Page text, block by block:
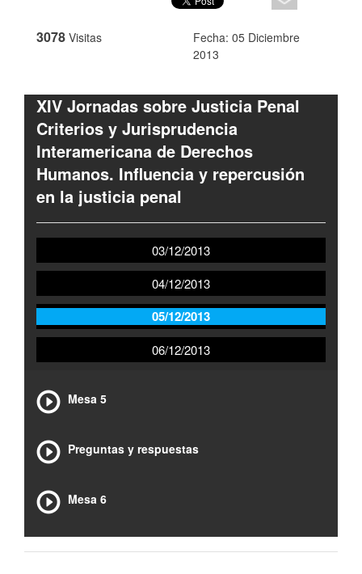
3078 Visitas
Fecha: 05 Diciembre
2013
XIV Jornadas sobre Justicia Penal
Criterios y Jurisprudencia
Interamericana de Derechos
Humanos. Influencia y repercusión
en la justicia penal
03/12/2013
04/12/2013
05/12/2013
06/12/2013
Mesa 5
Preguntas y respuestas
Mesa 6